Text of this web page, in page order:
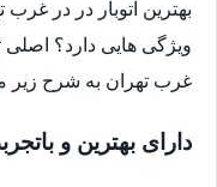
بهترین اتوبار در در غرب
ویژگی هایی دارد؟ اصلی
غرب تهران به شرح زیر
دارای بهترین و